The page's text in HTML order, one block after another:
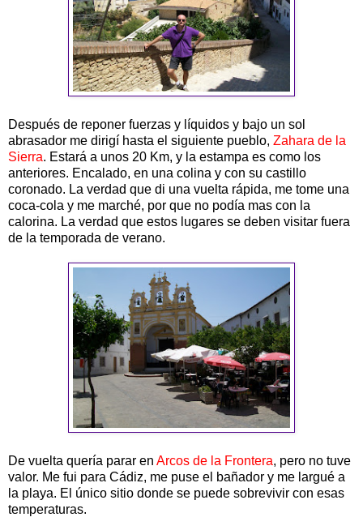
Después de reponer fuerzas y líquidos y bajo un sol
abrasador me dirigí hasta el siguiente pueblo, Zahara de la
Sierra. Estará a unos 20 Km, y la estampa es como los
anteriores. Encalado, en una colina y con su castillo
coronado. La verdad que di una vuelta rápida, me tome una
coca-cola y me marché, por que no podía mas con la
calorina. La verdad que estos lugares se deben visitar fuera
de la temporada de verano.
De vuelta quería parar en Arcos de la Frontera, pero no tuve
valor. Me fui para Cádiz, me puse el bañador y me largué a
la playa. El único sitio donde se puede sobrevivir con esas
temperaturas.